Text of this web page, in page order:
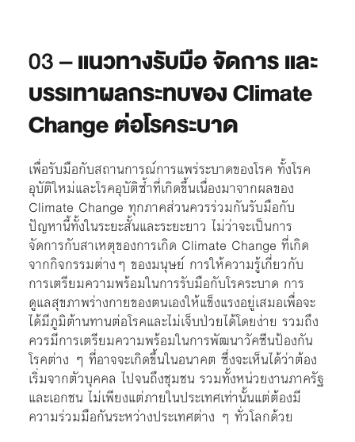
03 –แนวทางรับมือ จัดการ และ
บรรเทาผลกระทบของ Climate
Change ต่อโรคระบาด
เพื่อรับมือกับสถานการณ์การแพร่ระบาดของโรค ทั้งโรค
อุบัติใหม่และโรคอุบัติซ้ำที่เกิดขึ้นเนื่องมาจากผลของ
Climate Change ทุกภาคส่วนควรร่วมกันรับมือกับ
ปัญหานี้ทั้งในระยะสั้นและระยะยาว ไม่ว่าจะเป็นการ
จัดการกับสาเหตุของการเกิด Climate Change ที่เกิด
จากกิจกรรมต่างๆ ของมนุษย์ การให้ความรู้เกี่ยวกับ
การเตรียมความพร้อมในการรับมือกับโรคระบาด การ
ดูแลสุขภาพร่างกายของตนเองให้แข็งแรงอยู่เสมอเพื่อจะ
ได้มีภูมิต้านทานต่อโรคและไม่เจ็บป่วยได้โดยง่าย รวมถึง
ควรมีการเตรียมความพร้อมในการพัฒนาวัคซีนป้องกัน
โรคต่าง ๆ ที่อาจจะเกิดขึ้นในอนาคต ซึ่งจะเห็นได้ว่าต้อง
เริ่มจากตัวบุคคล ไปจนถึงชุมชน รวมทั้งหน่วยงานภาครัฐ
และเอกชน ไม่เพียงแต่ภายในประเทศเท่านั้นแต่ต้องมี
ความร่วมมือกันระหว่างประเทศต่าง ๆ ทั่วโลกด้วย